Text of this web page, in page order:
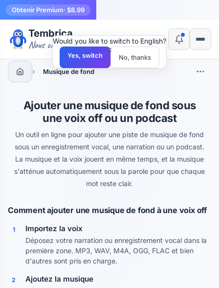
Obtenir Premium· $8.99
Tembrica
Nous créons des outils
› Musique de fond
Ajouter une musique de fond sous
une voix off ou un podcast
Un outil en ligne pour ajouter une piste de musique de fond
sous un enregistrement vocal, une narration ou un podcast.
La musique et la voix jouent en même temps, et la musique
s'atténue automatiquement sous la parole pour que chaque
mot reste clair.
Comment ajouter une musique de fond à une voix off
1 Importez la voix
Déposez votre narration ou enregistrement vocal dans la
première zone. MP3, WAV, M4A, OGG, FLAC et bien
d'autres sont pris en charge.
2 Ajoutez la musique
×
Would you like to switch to English?
Yes, switch No, thanks